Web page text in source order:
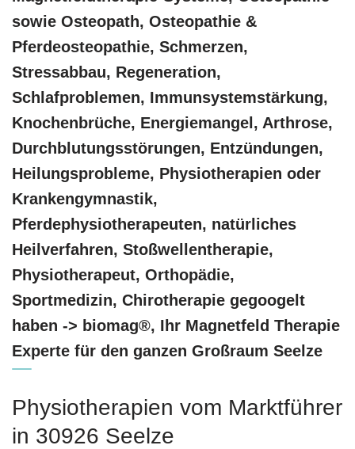
sowie Osteopath, Osteopathie &
Pferdeosteopathie, Schmerzen,
Stressabbau, Regeneration,
Schlafproblemen, Immunsystemstärkung,
Knochenbrüche, Energiemangel, Arthrose,
Durchblutungsstörungen, Entzündungen,
Heilungsprobleme, Physiotherapien oder
Krankengymnastik,
Pferdephysiotherapeuten, natürliches
Heilverfahren, Stoßwellentherapie,
Physiotherapeut, Orthopädie,
Sportmedizin, Chirotherapie gegoogelt
haben -> biomag®, Ihr Magnetfeld Therapie
Experte für den ganzen Großraum Seelze
Physiotherapien vom Marktführer
in 30926 Seelze